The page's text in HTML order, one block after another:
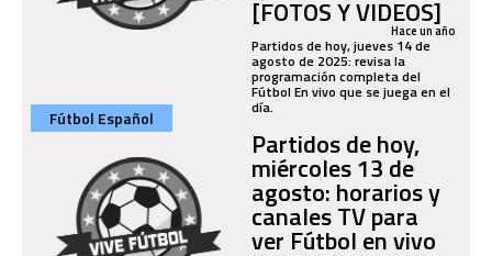
[FOTOS Y VIDEOS]
Hace un año
Partidos de hoy, jueves 14 de
agosto de 2025: revisa la
programación completa del
Fútbol En vivo que se juega en el
día.
Fútbol Español
Partidos de hoy,
miércoles 13 de
agosto: horarios y
canales TV para
ver Fútbol en vivo